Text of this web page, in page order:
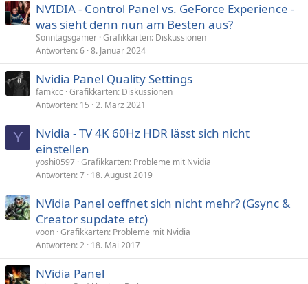
NVIDIA - Control Panel vs. GeForce Experience -
was sieht denn nun am Besten aus?
Sonntagsgamer Grafikkarten: Diskussionen
Antworten 6 8. Januar 2024
Nvidia Panel Quality Settings
famkcc Grafikkarten: Diskussionen
Antworten 15 2. März 2021
Y
Nvidia - TV 4K 60Hz HDR lässt sich nicht
einstellen
yoshi0597 Grafikkarten: Probleme mit Nvidia
Antworten 7 18. August 2019
NVidia Panel oeffnet sich nicht mehr? (Gsync &
Creator supdate etc)
voon Grafikkarten: Probleme mit Nvidia
Antworten 2 18. Mai 2017
NVidia Panel